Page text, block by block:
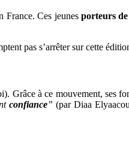
France. Ces jeunes porteurs
pas s’arrêter sur cette
Grâce à ce mouvement, ses
confiance” (par Diaa